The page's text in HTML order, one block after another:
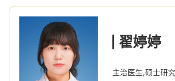
疗。
翟婷婷
主治医生,硕士研